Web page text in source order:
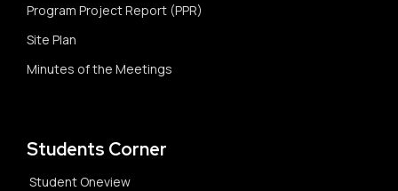
Program Project Report (PPR)
Site Plan
Minutes of the Meetings
Students Corner
Student Oneview